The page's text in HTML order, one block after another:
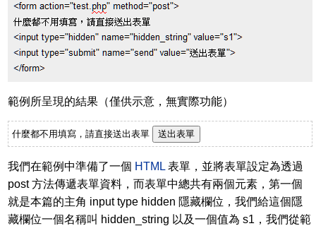
範例所呈現的結果（僅供示意，無實際功能）
什麼都不用填寫，請直接送出表單
我們在範例中準備了一個 HTML 表單，並將表單設定為透過
post 方法傳遞表單資料，而表單中總共有兩個元素，第一個
就是本篇的主角 input type hidden 隱藏欄位，我們給這個隱
藏欄位一個名稱叫 hidden_string 以及一個值為 s1，我們從範